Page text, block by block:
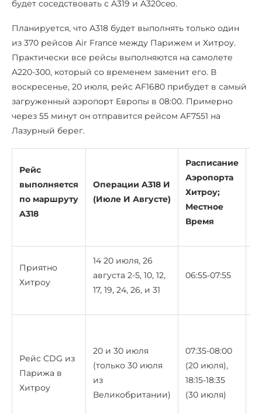
будет соседствовать с A319 и A320ceo.
Планируется, что A318 будет выполнять только один
из 370 рейсов Air France между Парижем и Хитроу.
Практически все рейсы выполняются на самолете
A220-300, который со временем заменит его. В
воскресенье, 20 июля, рейс AF1680 прибудет в самый
загруженный аэропорт Европы в 08:00. Примерно
через 55 минут он отправится рейсом AF7551 на
Лазурный берег.
Рейс
выполняется
по маршруту
A318
Операции A318 И
(Июле И Августе)
Расписание
Аэропорта
Хитроу;
Местное
Время
Приятно
Хитроу
14 20 июля, 26
августа 2-5, 10, 12,
17, 19, 24, 26, и 31
06:55-07:55
Рейс CDG из
Парижа в
Хитроу
20 и 30 июля
(только 30 июля
из
Великобритании)
07:35-08:00
(20 июля),
18:15-18:35
(30 июля)